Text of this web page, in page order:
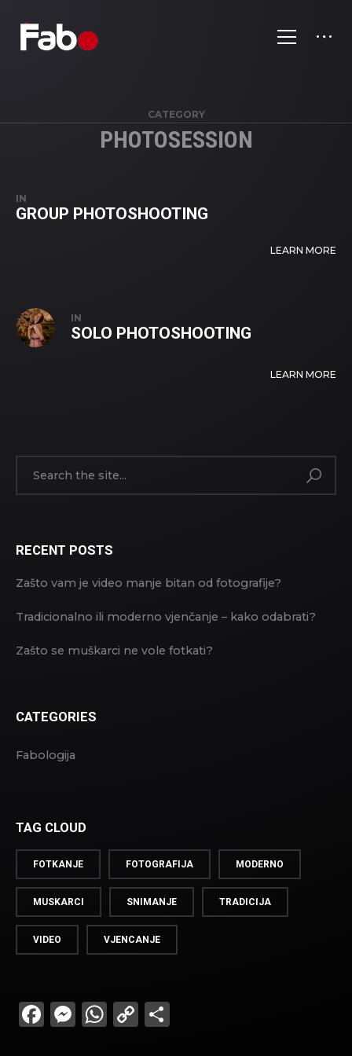
CATEGORY
PHOTOSESSION
IN
GROUP PHOTOSHOOTING
LEARN MORE
IN
SOLO PHOTOSHOOTING
LEARN MORE
RECENT POSTS
Zašto vam je video manje bitan od fotografije?
Tradicionalno ili moderno vjenčanje – kako odabrati?
Zašto se muškarci ne vole fotkati?
CATEGORIES
Fabologija
TAG CLOUD
FOTKANJE FOTOGRAFIJA MODERNO
MUSKARCI SNIMANJE TRADICIJA
VIDEO VJENCANJE
Facebook
Messenger
WhatsApp
Copy